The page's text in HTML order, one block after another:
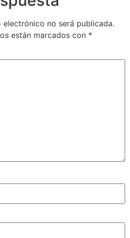
no será publicada.
están marcados con *